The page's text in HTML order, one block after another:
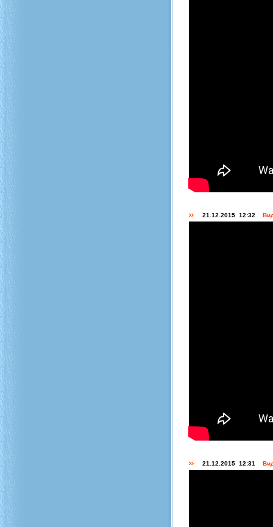
21.12.2015 12:32
21.12.2015 12:31